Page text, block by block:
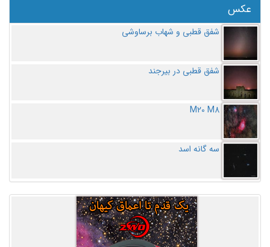
عکس
شفق قطبی و شهاب برساوشی
شفق قطبی در بیرجند
M20 M8
سه گانه اسد